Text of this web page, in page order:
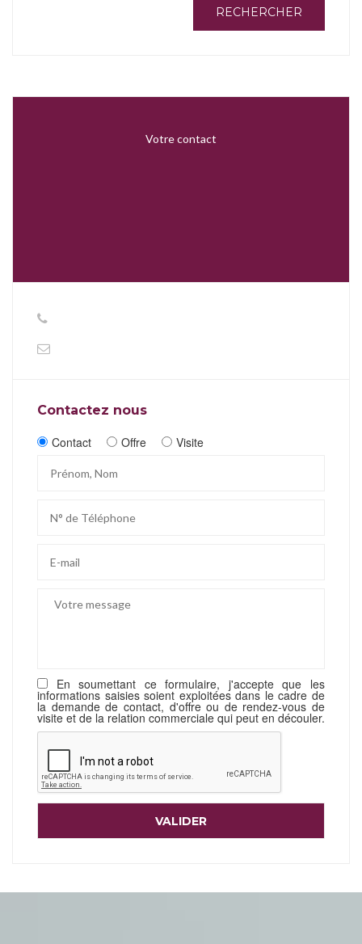
RECHERCHER
Votre contact
Contactez nous
Contact Offre Visite
En soumettant ce formulaire, j'accepte que les
informations saisies soient exploitées dans le cadre de
la demande de contact, d'offre ou de rendez-vous de
visite et de la relation commerciale qui peut en découler.